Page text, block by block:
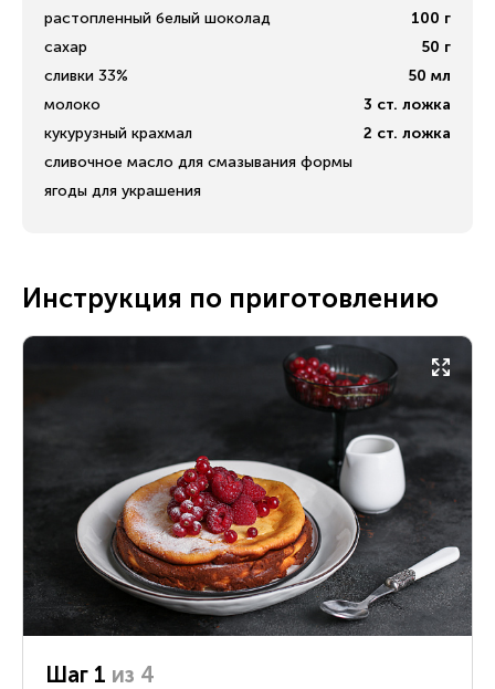
растопленный белый шоколад
100 г
сахар
50 г
сливки 33%
50 мл
молоко
3 ст. ложка
кукурузный крахмал
2 ст. ложка
сливочное масло для смазывания формы
ягоды для украшения
Инструкция по приготовлению
Шаг 1 из 4